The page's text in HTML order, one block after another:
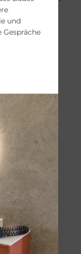
uns
eine
und
Gespräche